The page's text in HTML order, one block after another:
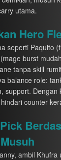
utama.
Hero
seperti Paquito
burst
tanpa skill
balance role:
support. Dengan
counter
Musuh
ambil Khufra